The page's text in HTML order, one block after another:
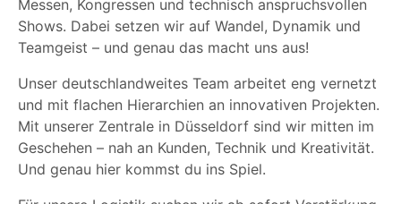
Messen, Kongressen und technisch anspruchsvollen
Shows. Dabei setzen wir auf Wandel, Dynamik und
Teamgeist – und genau das macht uns aus!
Unser deutschlandweites Team arbeitet eng vernetzt
und mit flachen Hierarchien an innovativen Projekten.
Mit unserer Zentrale in Düsseldorf sind wir mitten im
Geschehen – nah an Kunden, Technik und Kreativität.
Und genau hier kommst du ins Spiel.